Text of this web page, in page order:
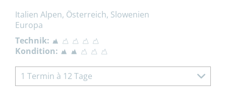
Italien Alpen, Österreich, Slowenien
Europa
Technik:
Kondition:
1 Termin à 12 Tage